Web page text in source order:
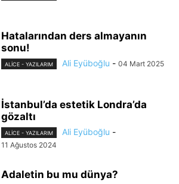
Hatalarından ders almayanın
sonu!
ALİCE - YAZILARIM Ali Eyüboğlu - 04 Mart 2025
İstanbul’da estetik Londra’da
gözaltı
ALİCE - YAZILARIM Ali Eyüboğlu -
11 Ağustos 2024
Adaletin bu mu dünya?